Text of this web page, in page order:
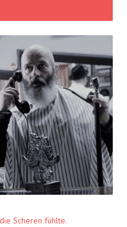
Scheren fühlte.